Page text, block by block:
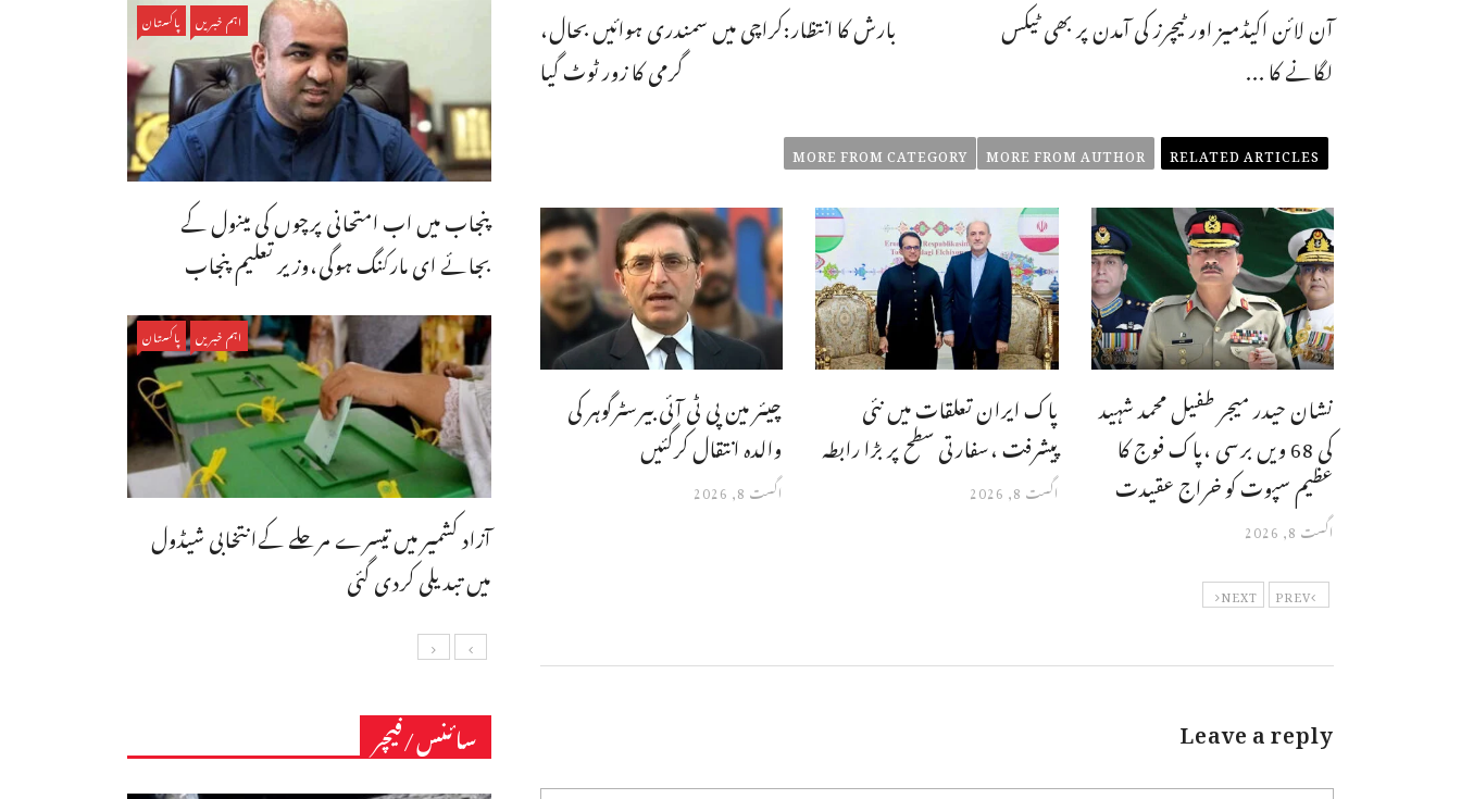
بارش کا انتظار:کراچی میں سمندری ہوائیں بحال،
گرمی کا زور ٹوٹ گیا
آن لائن اکیڈمیز اور ٹیچرز کی آمدن پر بھی ٹیکس
لگانے کا ...
RELATED ARTICLES
MORE FROM AUTHOR
MORE FROM CATEGORY
چیئر مین پی ٹی آئی بیرسٹرگوہر کی
والدہ انتقال کرگئیں
اگست 8, 2026
پاک ایران تعلقات میں نئی
پیشرفت ،سفارتی سطح پر بڑا رابطہ
اگست 8, 2026
نشان حیدر میجر طفیل محمد شہید
کی 68 ویں برسی ،پاک فوج کا
عظیم سپوت کو خراج عقیدت
اگست 8, 2026
PREV
NEXT
Leave a reply
اہم خبریں پاکستان
پنجاب میں اب امتحانی پرچوں کی مینول کے
بجائے ای مارکنگ ہوگی،وزیر تعلیم پنجاب
اہم خبریں پاکستان
آزاد کشمیر میں تیسرے مرحلے کےانتخابی شیڈول
میں تبدیلی کردی گئی
سائنس/فیچر